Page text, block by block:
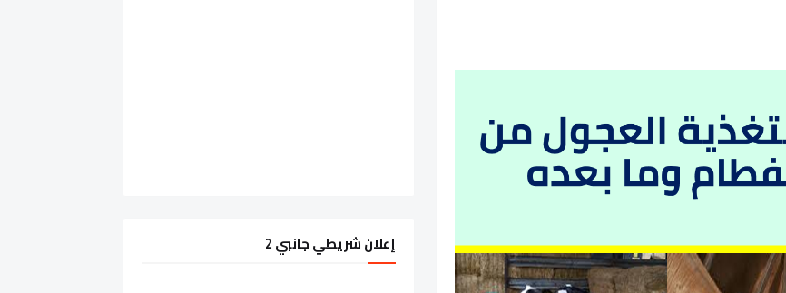
إعلان شريطي جانبي 2